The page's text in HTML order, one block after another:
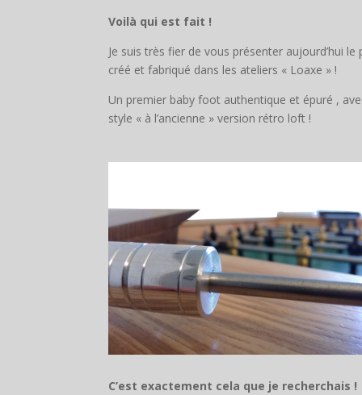
Voilà qui est fait !
Je suis très fier de vous présenter aujourd’hui
créé et fabriqué dans les ateliers « Loaxe » !
Un premier baby foot authentique et épuré ,
style « à l’ancienne » version rétro loft !
C’est exactement cela que je recherchais !